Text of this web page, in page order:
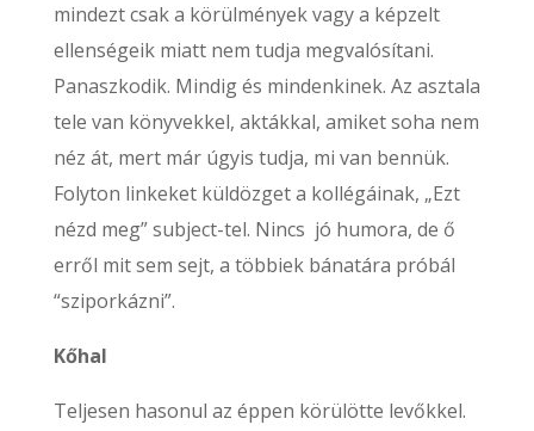
mindezt csak a körülmények vagy a képzelt
ellenségeik miatt nem tudja megvalósítani.
Panaszkodik. Mindig és mindenkinek. Az asztala
tele van könyvekkel, aktákkal, amiket soha nem
néz át, mert már úgyis tudja, mi van bennük.
Folyton linkeket küldözget a kollégáinak, „Ezt
nézd meg” subject-tel. Nincs jó humora, de ő
erről mit sem sejt, a többiek bánatára próbál
“sziporkázni”.
Kőhal
Teljesen hasonul az éppen körülötte levőkkel.